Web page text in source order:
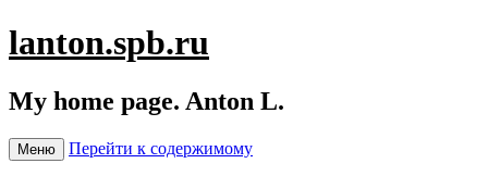
lanton.spb.ru
My home page. Anton L.
Меню Перейти к содержимому